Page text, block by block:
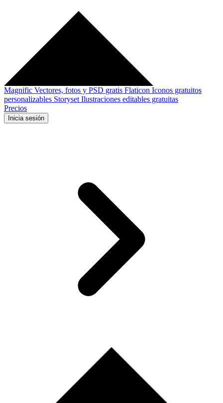
Magnific Vectores, fotos y PSD gratis Flaticon Iconos gratuitos
personalizables Storyset Ilustraciones editables gratuitas
Precios
Inicia sesión